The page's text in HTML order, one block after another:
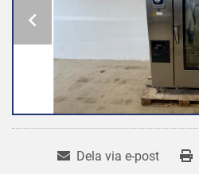
Dela via e-post